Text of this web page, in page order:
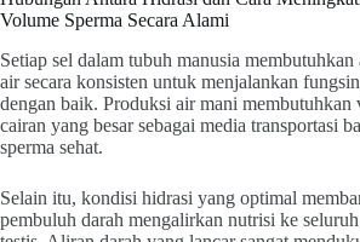
Volume Sperma Secara Alami
Setiap sel dalam tubuh manusia membutuhkan
air secara konsisten untuk menjalankan
dengan baik. Produksi air mani membutuhkan
cairan yang besar sebagai media transportasi
sperma sehat.
Selain itu, kondisi hidrasi yang optimal
pembuluh darah mengalirkan nutrisi ke seluruh